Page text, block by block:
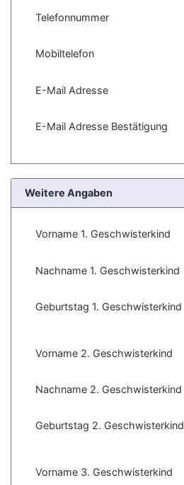
Telefonnummer
Mobiltelefon
E-Mail Adresse
E-Mail Adresse Bestätigung
Weitere Angaben
Vorname 1. Geschwisterkind
Nachname 1. Geschwisterkind
Geburtstag 1. Geschwisterkind
Vorname 2. Geschwisterkind
Nachname 2. Geschwisterkind
Geburtstag 2. Geschwisterkind
Vorname 3. Geschwisterkind